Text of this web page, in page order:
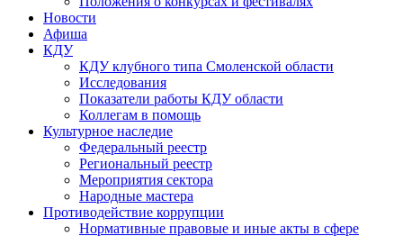
Новости
Афиша
КДУ
КДУ клубного типа Смоленской области
Исследования
Показатели работы КДУ области
Коллегам в помощь
Культурное наследие
Федеральный реестр
Региональный реестр
Мероприятия сектора
Народные мастера
Противодействие коррупции
Нормативные правовые и иные акты в сфере